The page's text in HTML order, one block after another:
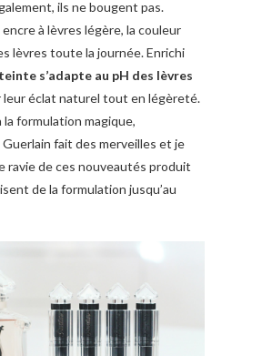
ils ne bougent pas.
à lèvres légère, la couleur
lèvres toute la journée. Enrichi
s’adapte au pH des lèvres
leur éclat naturel tout en légèreté.
formulation magique,
fait des merveilles et je
ravie de ces nouveautés produit
de la formulation jusqu’au